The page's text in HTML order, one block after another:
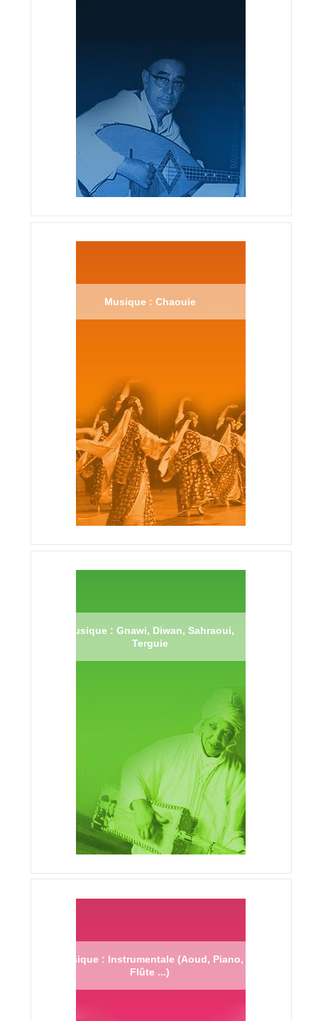
Musique : Chaouie
Musique : Gnawi, Diwan, Sahraoui,
Terguie
Musique : Instrumentale (Aoud, Piano,
Flûte ...)